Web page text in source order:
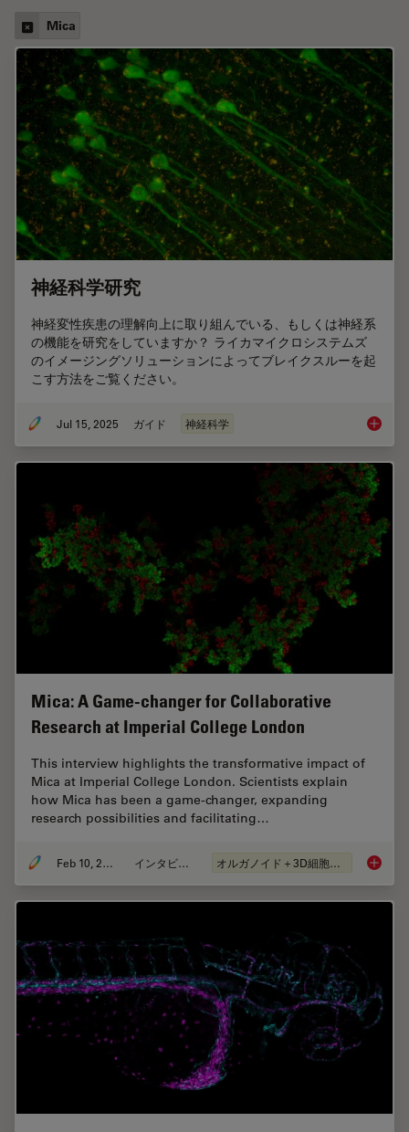
Mica
神経科学研究
神経変性疾患の理解向上に取り組んでいる、もしくは神経系
の機能を研究をしていますか？ ライカマイクロシステムズ
のイメージングソリューションによってブレイクスルーを起
こす方法をご覧ください。
Jul 15, 2025 ガイド 神経科学 神経科
Mica: A Game-changer for Collaborative
Research at Imperial College London
This interview highlights the transformative impact of
Mica at Imperial College London. Scientists explain
how Mica has been a game-changer, expanding
research possibilities and facilitating…
Feb 10, 2025 インタビュー オルガノイド＋3D細胞培養 Mica: A